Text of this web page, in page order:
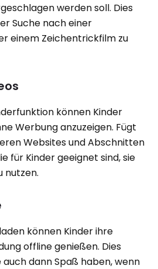
werden soll. Dies
Suche nach einer
einem Zeichentrickfilm zu
können Kinder
Werbung anzuzeigen. Fügt
Websites und Abschnitten
für Kinder geeignet sind, sie
nutzen.
können Kinder ihre
offline genießen. Dies
dann Spaß haben, wenn